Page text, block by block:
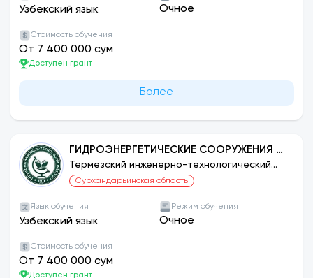
Узбекский язык Очное
Стоимость обучения
От 7 400 000 сум
Доступен грант
Более
ГИДРОЭНЕРГЕТИЧЕСКИЕ СООРУЖЕНИЯ В
ИРРИГАЦИОННЫХ СИСТЕМАХ
Термезский инженерно-технологический
институт
Сурхандарьинская область
Язык обучения
Узбекский язык
Режим обучения
Очное
Стоимость обучения
От 7 400 000 сум
Доступен грант